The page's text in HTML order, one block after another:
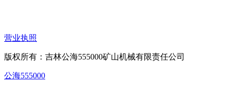
营业执照
版权所有：吉林公海555000矿山机械有限责任公司
公海555000